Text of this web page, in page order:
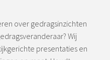
over gedragsinzichten
Wij
presentaties en